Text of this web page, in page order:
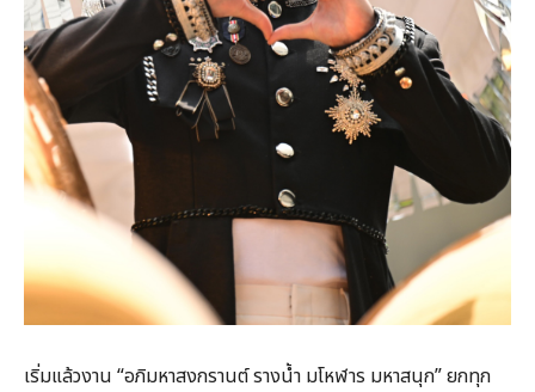
เริ่มแล้วงาน “อภิมหาสงกรานต์ รางน้ำ มโหฬาร มหาสนุก” ยกทุก